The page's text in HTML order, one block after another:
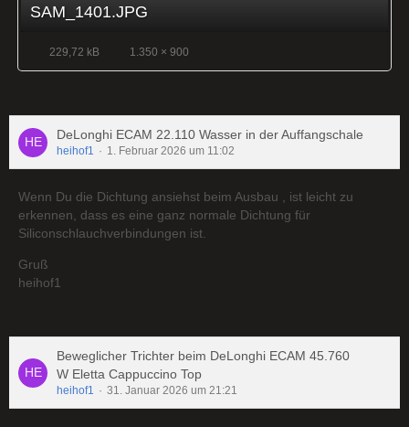
SAM_1401.JPG
229,72 kB 1.350 × 900
DeLonghi ECAM 22.110 Wasser in der Auffangschale
heihof1 1. Februar 2026 um 11:02
Wenn Du die Dichtung ansiehst beim Ausbau , ist leicht zu
erkennen, dass es eine ganz normale Dichtung für
Siliconschlauchverbindungen ist.
Gruß
heihof1
Beweglicher Trichter beim DeLonghi ECAM 45.760
W Eletta Cappuccino Top
heihof1 31. Januar 2026 um 21:21